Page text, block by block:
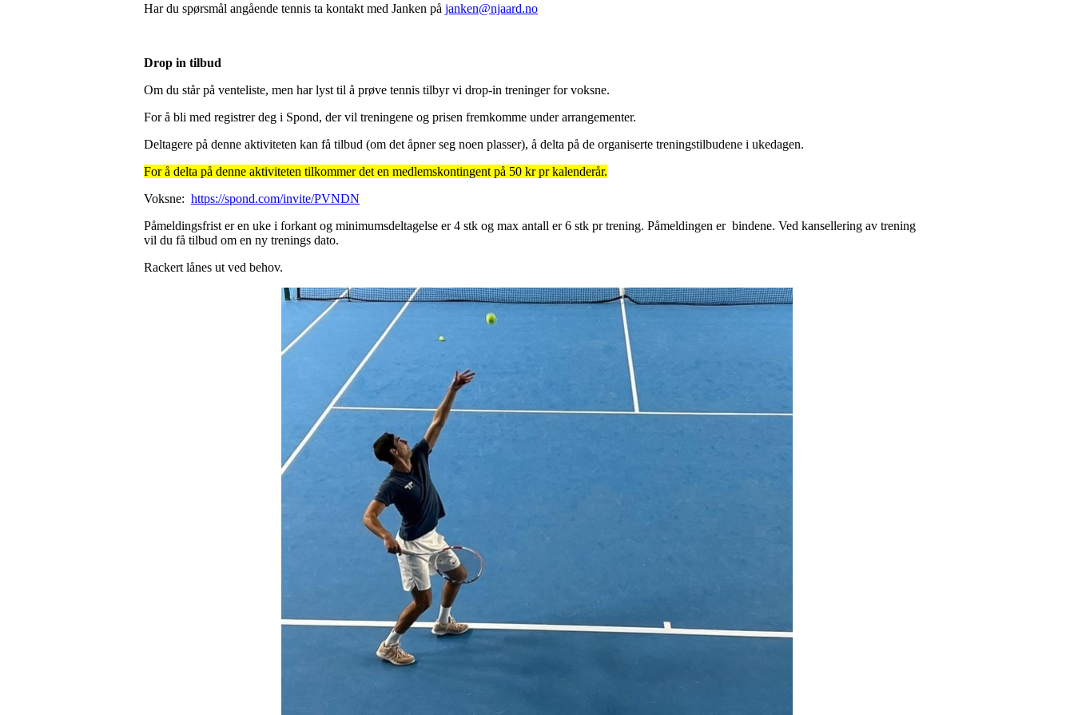
Har du spørsmål angående tennis ta kontakt med Janken på janken@njaard.no
Drop in tilbud
Om du står på venteliste, men har lyst til å prøve tennis tilbyr vi drop-in treninger for voksne.
For å bli med registrer deg i Spond, der vil treningene og prisen fremkomme under arrangementer.
Deltagere på denne aktiviteten kan få tilbud (om det åpner seg noen plasser), å delta på de organiserte treningstilbudene i ukedagen.
For å delta på denne aktiviteten tilkommer det en medlemskontingent på 50 kr pr kalenderår.
Voksne: https://spond.com/invite/PVNDN
Påmeldingsfrist er en uke i forkant og minimumsdeltagelse er 4 stk og max antall er 6 stk pr trening. Påmeldingen er bindene. Ved kansellering av trening
vil du få tilbud om en ny trenings dato.
Rackert lånes ut ved behov.